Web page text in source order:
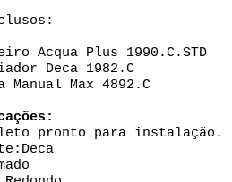
Acqua Plus 1990.C.STD
Deca 1982.C
Manual Max 4892.C
pronto para instalação.